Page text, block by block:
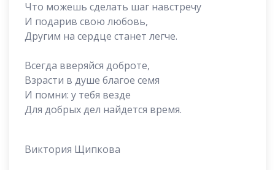
Что можешь сделать шаг навстречу
И подарив свою любовь,
Другим на сердце станет легче.
Всегда вверяйся доброте,
Взрасти в душе благое семя
И помни: у тебя везде
Для добрых дел найдется время.
Виктория Щипкова